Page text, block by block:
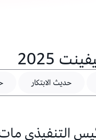
حديث الابتكار
التنفيذي